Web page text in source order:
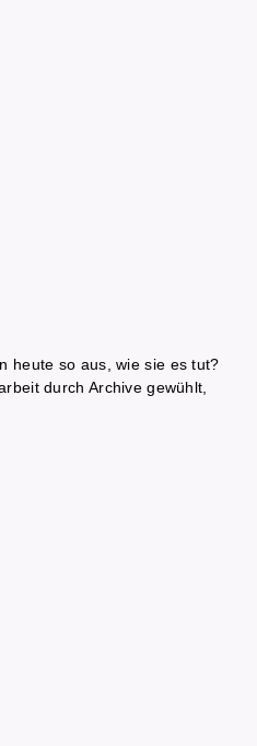
heute so aus, wie sie es tut?
durch Archive gewühlt,